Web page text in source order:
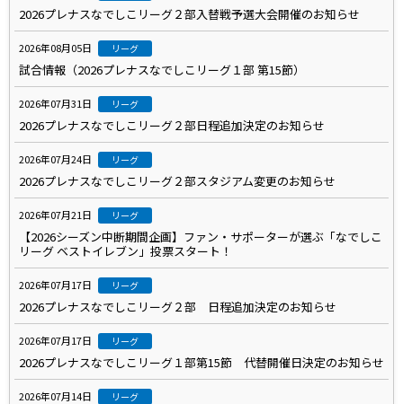
2026プレナスなでしこリーグ２部入替戦予選大会開催のお知らせ
2026年08月05日 リーグ
試合情報（2026プレナスなでしこリーグ１部 第15節）
2026年07月31日 リーグ
2026プレナスなでしこリーグ２部日程追加決定のお知らせ
2026年07月24日 リーグ
2026プレナスなでしこリーグ２部スタジアム変更のお知らせ
2026年07月21日 リーグ
【2026シーズン中断期間企画】ファン・サポーターが選ぶ「なでしこ
リーグ ベストイレブン」投票スタート！
2026年07月17日 リーグ
2026プレナスなでしこリーグ２部 日程追加決定のお知らせ
2026年07月17日 リーグ
2026プレナスなでしこリーグ１部第15節 代替開催日決定のお知らせ
2026年07月14日 リーグ